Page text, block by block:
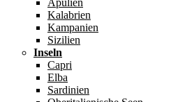
Apulien
Kalabrien
Kampanien
Sizilien
Inseln
Capri
Elba
Sardinien